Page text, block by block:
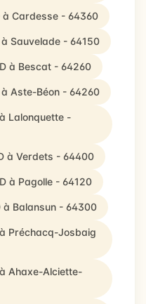
à Cardesse - 64360
Sauvelade - 64150
à Bescat - 64260
Aste-Béon - 64260
Lalonquette -
à Verdets - 64400
à Pagolle - 64120
à Balansun - 64300
Préchacq-Josbaig
Ahaxe-Alciette-